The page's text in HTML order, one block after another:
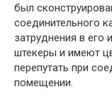
был
соединительного
затруднения в его
штекеры и имеют
перепутать при
помещении.